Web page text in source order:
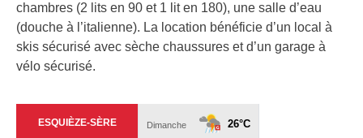
chambres (2 lits en 90 et 1 lit en 180), une salle d’eau
(douche à l’italienne). La location bénéficie d’un local à
skis sécurisé avec sèche chaussures et d’un garage à
vélo sécurisé.